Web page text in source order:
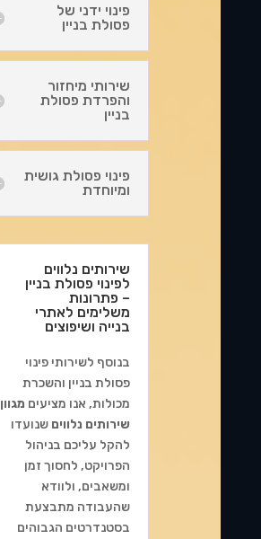
פינוי ידני של
פסולת בניין
שירותי מיחזור
והפרדת פסולת
בניין
פינוי פסולת גושית
ומיוחדת
שירותים נלווים
לפינוי פסולת בניין
– פתרונות
משלימים לאתרי
בנייה ושיפוצים
בנוסף לשירותי פינוי
פסולת בניין והשכרת
מכולות, אנו מציעים מגוון
שירותים נלווים שנועדו
להקל עליכם בניהול
הפרויקט, לחסוך זמן
ומשאבים, ולוודא
שהעבודה מתבצעת
בסטנדרטים הגבוהים